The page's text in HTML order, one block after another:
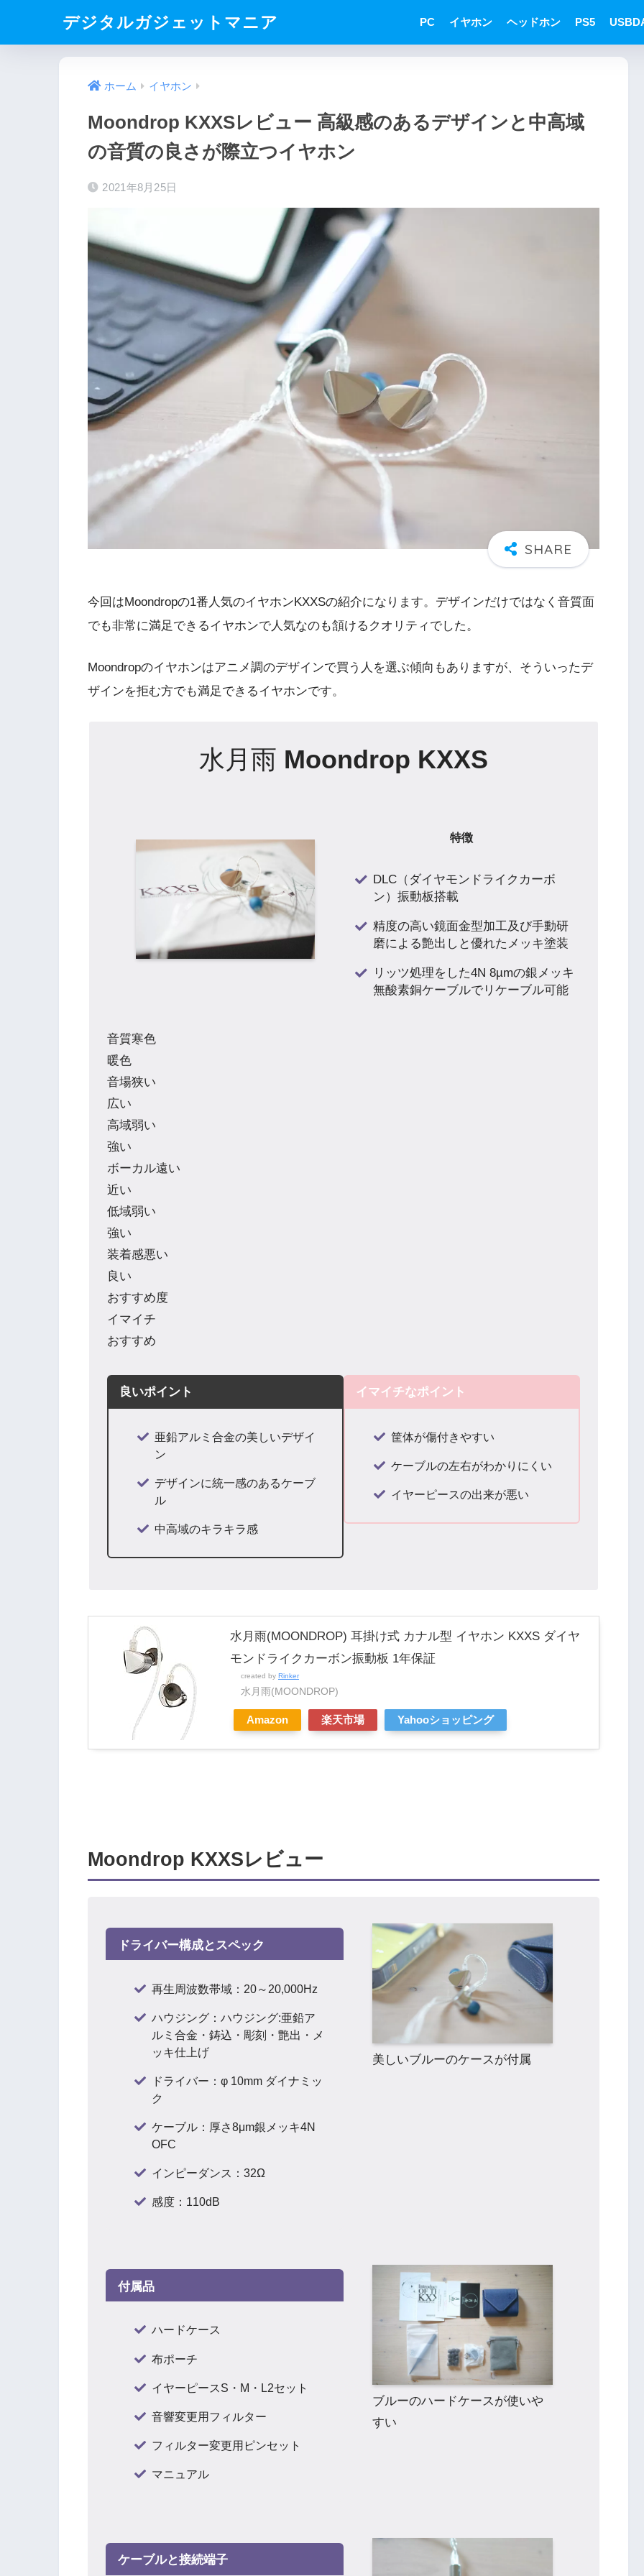
デジタルガジェットマニア PC イヤホン ヘッドホン PS5
ホーム イヤホン
Moondrop KXXSレビュー 高級感のあるデザインと中高域
の音質の良さが際立つイヤホン
2021年8月25日
今回はMoondropの1番人気のイヤホンKXXSの紹介になります。デザインだけではなく音質面
でも非常に満足できるイヤホンで人気なのも頷けるクオリティでした。
Moondropのイヤホンはアニメ調のデザインで買う人を選ぶ傾向もありますが、そういったデ
ザインを拒む方でも満足できるイヤホンです。
水月雨 Moondrop KXXS
特徴
DLC（ダイヤモンドライクカーボ
ン）振動板搭載
精度の高い鏡面金型加工及び手動研
磨による艶出しと優れたメッキ塗装
リッツ処理をした4N 8µmの銀メッキ
無酸素銅ケーブルでリケーブル可能
音質寒色
暖色
音場狭い
広い
高域弱い
強い
ボーカル遠い
近い
低域弱い
強い
装着感悪い
良い
おすすめ度
イマイチ
おすすめ
良いポイント
亜鉛アルミ合金の美しいデザイ
ン
デザインに統一感のあるケーブ
ル
中高域のキラキラ感
イマイチなポイント
筐体が傷付きやすい
ケーブルの左右がわかりにくい
イヤーピースの出来が悪い
水月雨(MOONDROP) 耳掛け式 カナル型 イヤホン KXXS ダイヤ
モンドライクカーボン振動板 1年保証
created by Rinker
水月雨(MOONDROP)
Amazon 楽天市場 Yahooショッピング
Moondrop KXXSレビュー
ドライバー構成とスペック
再生周波数帯域：20～20,000Hz
ハウジング：ハウジング:亜鉛ア
ルミ合金・鋳込・彫刻・艶出・メ
ッキ仕上げ
ドライバー：φ 10mm ダイナミッ
ク
ケーブル：厚さ8μm銀メッキ4N
OFC
インピーダンス：32Ω
感度：110dB
美しいブルーのケースが付属
付属品
ハードケース
布ポーチ
イヤーピースS・M・L2セット
音響変更用フィルター
フィルター変更用ピンセット
マニュアル
ブルーのハードケースが使いや
すい
ケーブルと接続端子